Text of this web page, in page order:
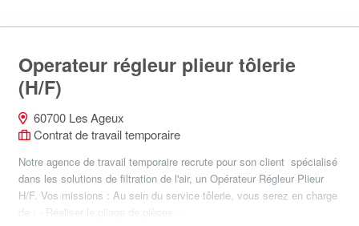
Operateur régleur plieur tôlerie
(H/F)
60700 Les Ageux
Contrat de travail temporaire
Notre agence de travail temporaire recrute pour son client spécialisé
dans les solutions de filtration de l'air, un Opérateur Régleur Plieur
H/F. Vos missions : Au sein du service tôlerie, vous serez en charge
de : - Réaliser le pliage de pièces...